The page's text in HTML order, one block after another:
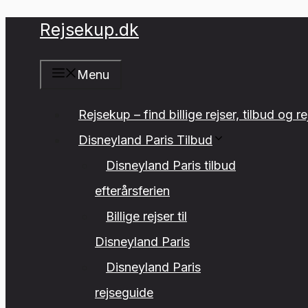
Rejsekup.dk
Menu
Rejsekup – find billige rejser, tilbud og
Disneyland Paris Tilbud
Disneyland Paris tilbud
efterårsferien
Billige rejser til
Disneyland Paris
Disneyland Paris
rejseguide